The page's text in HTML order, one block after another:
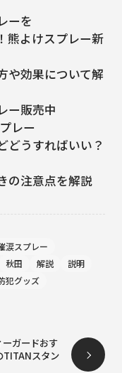
ーを
熊よけスプレー新
や効果について解
ー販売中
レー
どうすればいい？
の注意点を解説
涙スプレー
秋田 解説
説明
犯グッズ
ーガードおす
TITANスタン